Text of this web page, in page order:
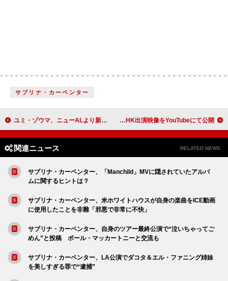
サブリナ・カーペンター
ユミ・ゾウマ、ニューALより新曲「95」MV公開 チェッカーズ、1984年から1992年までのNHK出演映像をYouTubeにて公開
関連ニュース RELATED NEWS
サブリナ・カーペンター、「Manchild」MVに隠されていたアルバ
ムに関するヒントは？
サブリナ・カーペンター、米ホワイトハウスが自身の楽曲をICE動画
に使用したことを非難「邪悪で非常に不快」
サブリナ・カーペンター、自身のツアー最終公演で“泣いちゃってご
めん”と投稿 ポール・マッカートニーと交流も
サブリナ・カーペンター、LA公演でダコタ＆エル・ファニング姉妹
を美しすぎる罪で“逮捕”